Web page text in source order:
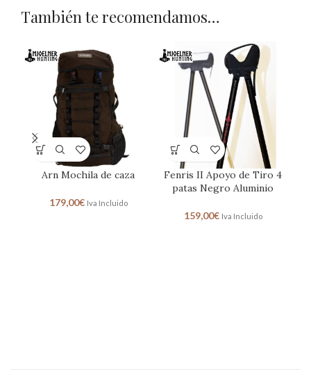
También te recomendamos…
Arn Mochila de caza
179,00€ Iva Incluido
Fenris II Apoyo de Tiro 4
patas Negro Aluminio
159,00€ Iva Incluido